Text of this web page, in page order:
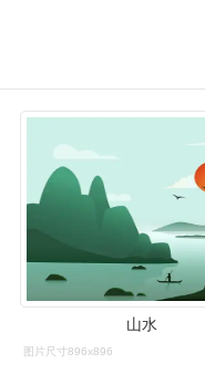
山水
图片尺寸896x896